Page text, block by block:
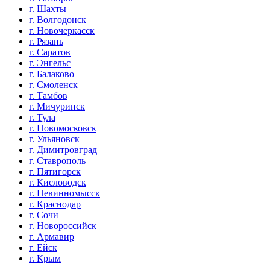
г. Шахты
г. Волгодонск
г. Новочеркасск
г. Рязань
г. Саратов
г. Энгельс
г. Балаково
г. Смоленск
г. Тамбов
г. Мичуринск
г. Тула
г. Новомосковск
г. Ульяновск
г. Димитровград
г. Ставрополь
г. Пятигорск
г. Кисловодск
г. Невинномысск
г. Краснодар
г. Сочи
г. Новороссийск
г. Армавир
г. Ейск
г. Крым